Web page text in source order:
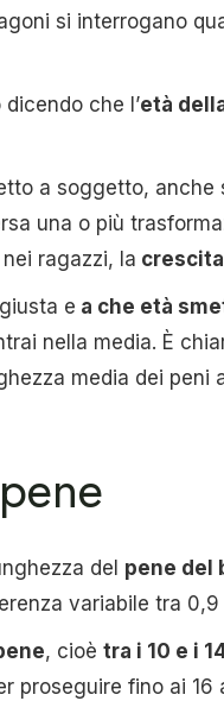
si interrogano
che l’età
a soggetto, anche
una o più
ragazzi, la
e a che età
nella media. È
media dei peni
del pene del
variabile tra 0,9
, cioè tra i 10 e i
proseguire fino ai 16